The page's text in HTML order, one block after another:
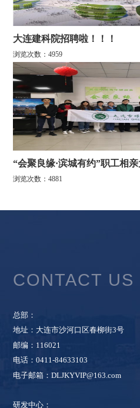
大连建科院招聘啦！！！
浏览次数：4959
“会聚良缘·滨城有约”职工相
浏览次数：4881
CONTACT US
总部：
地址：大连市沙河口区春柳街3号
邮编：116021
电话：0411-84633103
电子邮箱：DLJKYVIP@163.com
研发中心：